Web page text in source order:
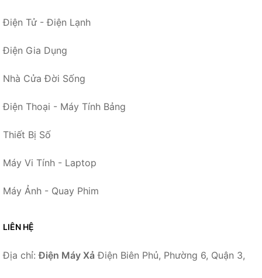
Điện Tử - Điện Lạnh
Điện Gia Dụng
Nhà Cửa Đời Sống
Điện Thoại - Máy Tính Bảng
Thiết Bị Số
Máy Vi Tính - Laptop
Máy Ảnh - Quay Phim
LIÊN HỆ
Địa chỉ:Điện Máy Xả Điện Biên Phủ, Phường 6, Quận 3,